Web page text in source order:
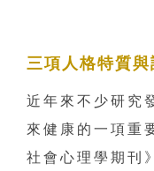
三項人格特質
近年來不少研究
來健康的一項重
社會心理學期